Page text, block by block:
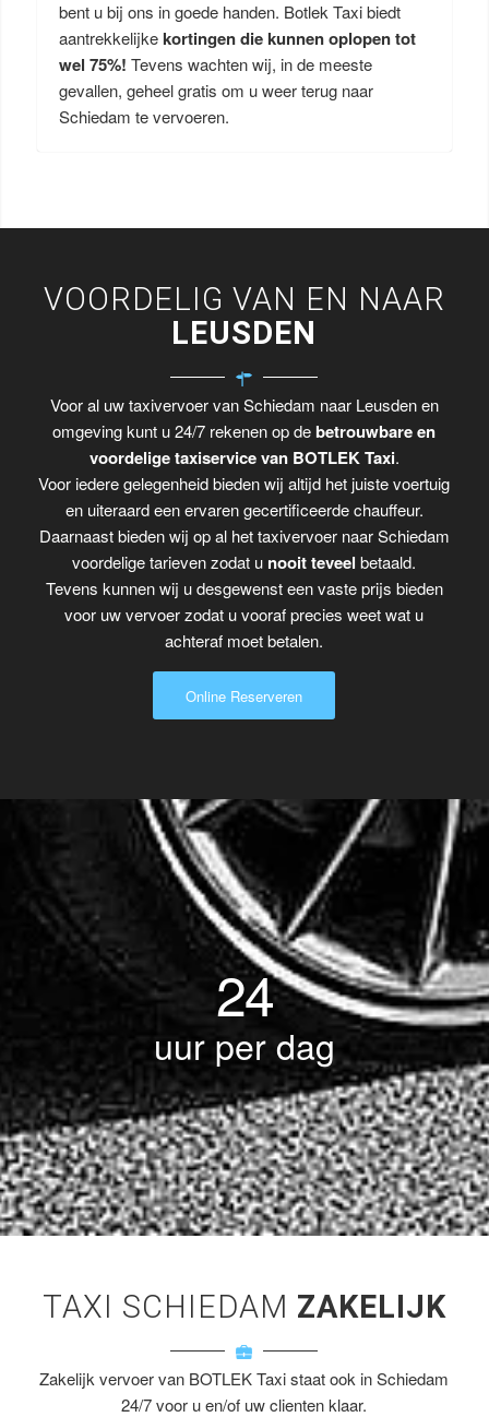
bent u bij ons in goede handen. Botlek Taxi biedt
aantrekkelijkekortingen die kunnen oplopen tot
wel 75%! Tevens wachten wij, in de meeste
gevallen, geheel gratis om u weer terug naar
Schiedam te vervoeren.
VOORDELIG VAN EN NAAR
LEUSDEN
Voor al uw taxivervoer van Schiedam naar Leusden en
omgeving kunt u 24/7 rekenen op debetrouwbare en
voordelige taxiservice van BOTLEK Taxi.
Voor iedere gelegenheid bieden wij altijd het juiste voertuig
en uiteraard een ervaren gecertificeerde chauffeur.
Daarnaast bieden wij op al het taxivervoer naar Schiedam
voordelige tarieven zodat u nooit teveel betaald.
Tevens kunnen wij u desgewenst een vaste prijs bieden
voor uw vervoer zodat u vooraf precies weet wat u
achteraf moet betalen.
Online Reserveren
24
uur per dag
TAXI SCHIEDAM ZAKELIJK
Zakelijk vervoer van BOTLEK Taxi staat ook in Schiedam
24/7 voor u en/of uw clienten klaar.